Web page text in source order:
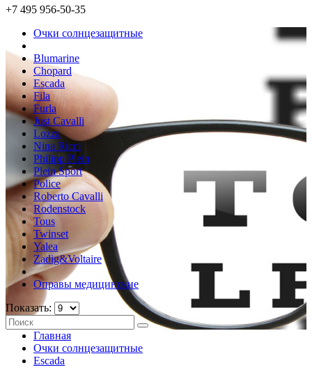
+7 495 956-50-35
Очки солнцезащитные
Blumarine
Chopard
Escada
Fila
Furla
Just Cavalli
Lozza
Nina Ricci
Philipp Plein
Plein Sport
Police
Roberto Cavalli
Rodenstock
Tous
Twinset
Yalea
Zadig&Voltaire
Оправы медицинские
Показать:
Главная
Очки солнцезащитные
Escada